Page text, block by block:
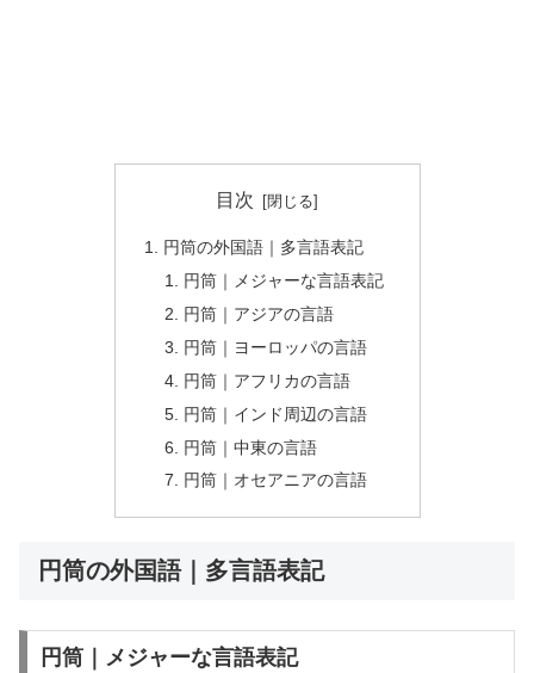
目次
円筒の外国語｜多言語表記
円筒｜メジャーな言語表記
円筒｜アジアの言語
円筒｜ヨーロッパの言語
円筒｜アフリカの言語
円筒｜インド周辺の言語
円筒｜中東の言語
円筒｜オセアニアの言語
円筒の外国語｜多言語表記
円筒｜メジャーな言語表記